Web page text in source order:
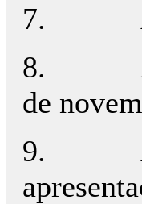
7. A 26
8. A
de
9. A